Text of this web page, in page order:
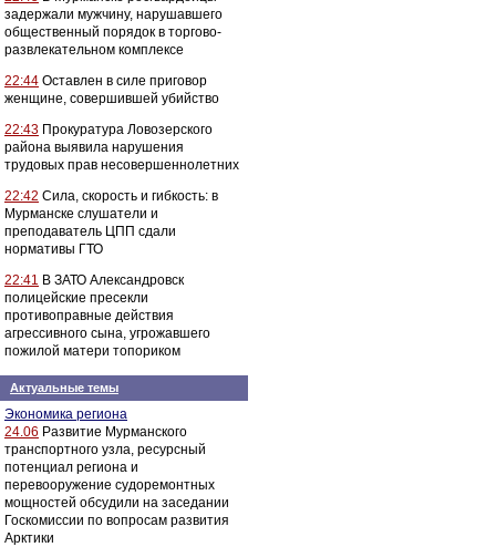
задержали мужчину, нарушавшего
общественный порядок в торгово-
развлекательном комплексе
22:44 Оставлен в силе приговор
женщине, совершившей убийство
22:43 Прокуратура Ловозерского
района выявила нарушения
трудовых прав несовершеннолетних
22:42 Сила, скорость и гибкость: в
Мурманске слушатели и
преподаватель ЦПП сдали
нормативы ГТО
22:41 В ЗАТО Александровск
полицейские пресекли
противоправные действия
агрессивного сына, угрожавшего
пожилой матери топориком
Актуальные темы
Экономика региона
24.06 Развитие Мурманского
транспортного узла, ресурсный
потенциал региона и
перевооружение судоремонтных
мощностей обсудили на заседании
Госкомиссии по вопросам развития
Арктики